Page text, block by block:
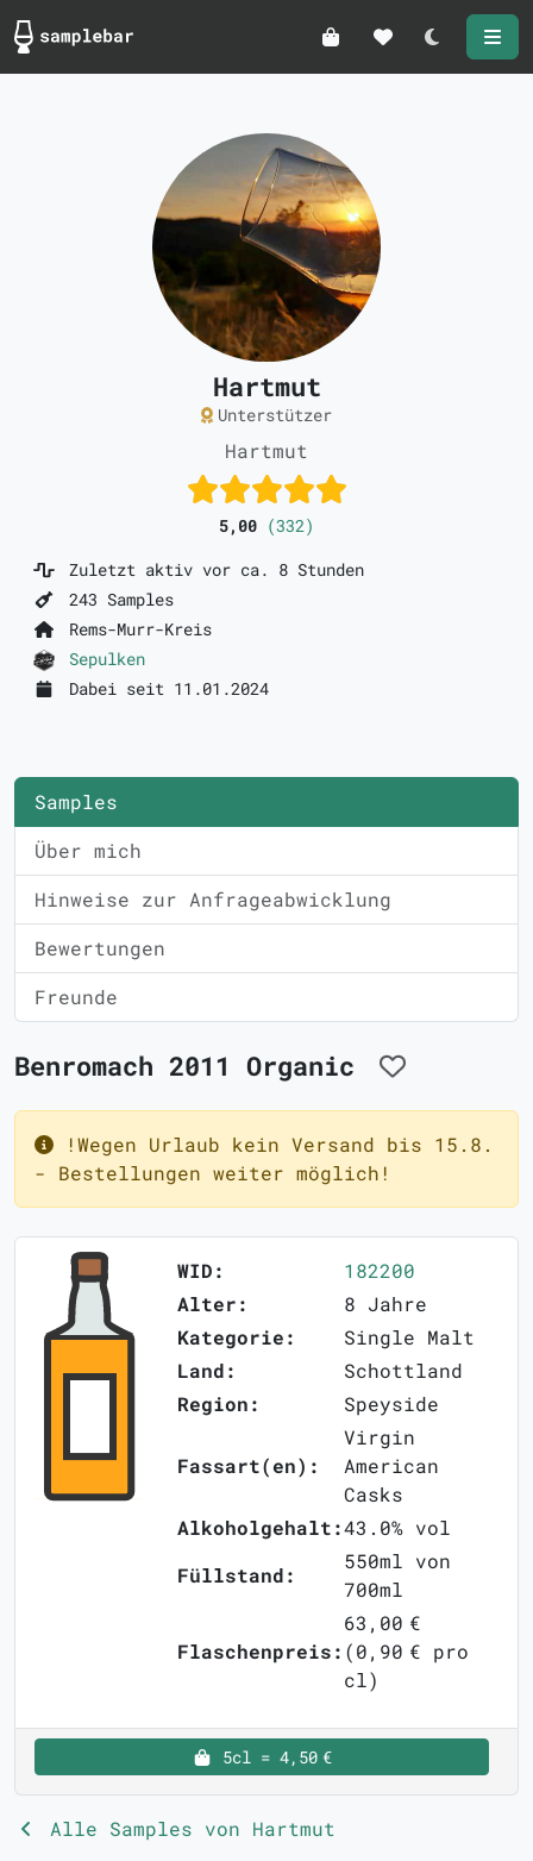
Darkmode
Hartmut
Unterstützer
Hartmut
5,00 (332)
Zuletzt aktiv vor ca. 8 Stunden
243 Samples
Rems-Murr-Kreis
Sepulken
Dabei seit 11.01.2024
Samples
Über mich
Hinweise zur Anfrageabwicklung
Bewertungen
Freunde
Benromach 2011 Organic
!Wegen Urlaub kein Versand bis 15.8.
- Bestellungen weiter möglich!
WID:
182200
Alter:
8 Jahre
Kategorie:
Single Malt
Land:
Schottland
Region:
Speyside
Fassart(en):
Virgin
American
Casks
Alkoholgehalt:43.0% vol
Füllstand:
550ml von
700ml
Flaschenpreis:
63,00 €
(0,90 € pro
cl)
5cl = 4,50 €
Alle Samples von Hartmut